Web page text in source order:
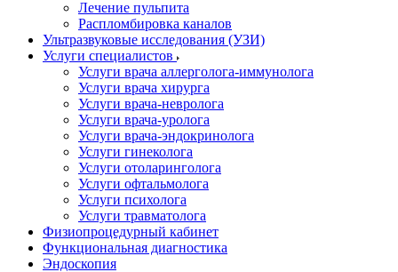
Лечение пульпита
Распломбировка каналов
Ультразвуковые исследования (УЗИ)
Услуги специалистов
Услуги врача аллерголога-иммунолога
Услуги врача хирурга
Услуги врача-невролога
Услуги врача-уролога
Услуги врача-эндокринолога
Услуги гинеколога
Услуги отоларинголога
Услуги офтальмолога
Услуги психолога
Услуги травматолога
Физиопроцедурный кабинет
Функциональная диагностика
Эндоскопия